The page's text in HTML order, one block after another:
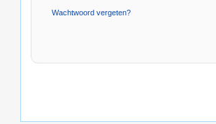
Wachtwoord vergeten?